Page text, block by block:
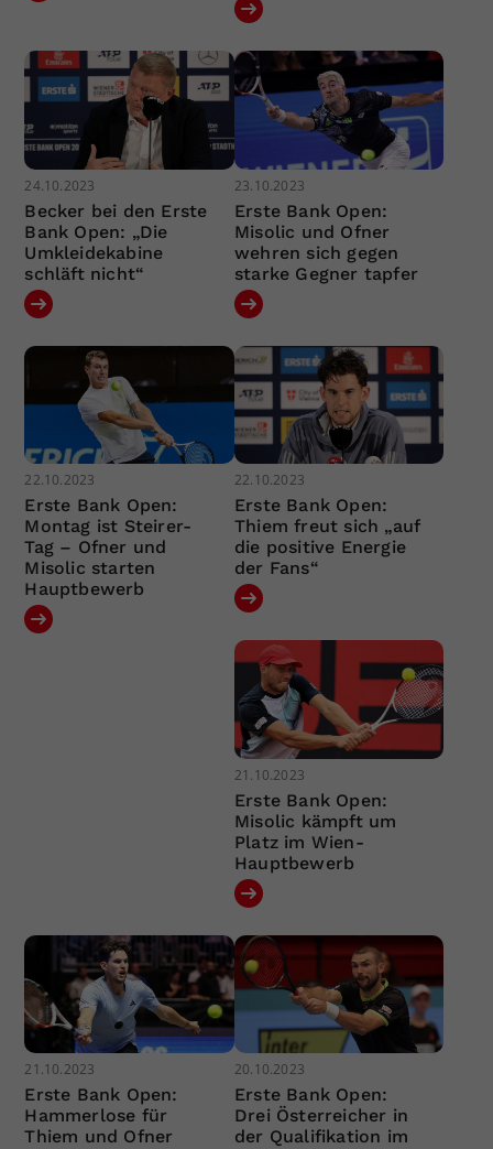
24.10.2023
Becker bei den Erste
Bank Open: „Die
Umkleidekabine
schläft nicht“
23.10.2023
Erste Bank Open:
Misolic und Ofner
wehren sich gegen
starke Gegner tapfer
22.10.2023
Erste Bank Open:
Montag ist Steirer-
Tag – Ofner und
Misolic starten
Hauptbewerb
22.10.2023
Erste Bank Open:
Thiem freut sich „auf
die positive Energie
der Fans“
21.10.2023
Erste Bank Open:
Misolic kämpft um
Platz im Wien-
Hauptbewerb
21.10.2023
Erste Bank Open:
Hammerlose für
Thiem und Ofner
20.10.2023
Erste Bank Open:
Drei Österreicher in
der Qualifikation im